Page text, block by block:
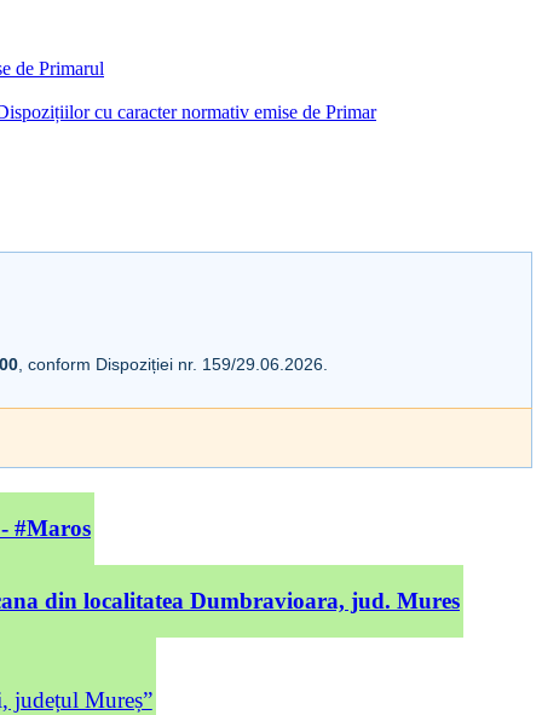
de Primarul
cu caracter normativ emise de Primar
, conform Dispoziției nr. 159/29.06.2026.
#Maros
din localitatea Dumbravioara, jud. Mures
județul Mureș”